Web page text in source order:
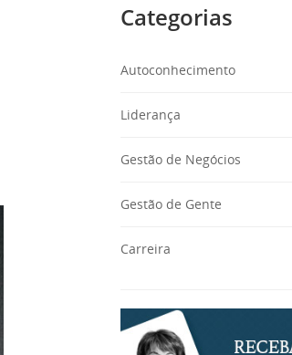
Categorias
Autoconhecimento
Liderança
Gestão de Negócios
Gestão de Gente
Carreira